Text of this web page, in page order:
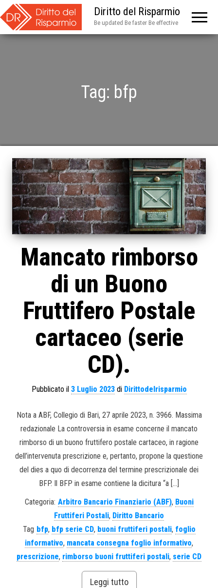
Diritto del Risparmio
Be updated Be faster Be effective
Tag: bfp
Mancato rimborso
di un Buono
Fruttifero Postale
cartaceo (serie
CD).
Pubblicato il 3 Luglio 2023di Dirittodelrisparmio
Nota a ABF, Collegio di Bari, 27 aprile 2023, n. 3966. Massima
redazionale La controversia in esame concerne il mancato
rimborso di un buono fruttifero postale cartaceo, in ragione
dell’intervenuta prescrizione e, pertanto, propone la questione
del dies a quo di decorrenza del termine prescrizionale dei
BFP. Il BFP in esame contiene la dicitura “a […]
Categoria: Arbitro Bancario Finanziario (ABF), Buoni
Fruttiferi Postali, Diritto Bancario
Tag bfp, bfp serie CD, buoni fruttiferi postali, foglio
informativo, mancata consegna foglio informativo,
prescrizione, rimborso buoni fruttiferi postali, serie CD
Leggi tutto